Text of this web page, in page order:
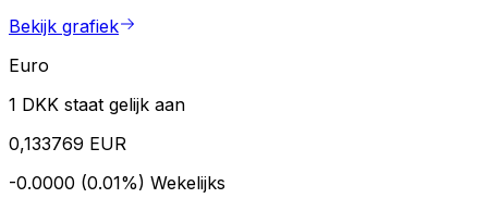
Bekijk grafiek
Euro
1 DKK staat gelijk aan
0,133769 EUR
-0.0000 (0.01%) Wekelijks